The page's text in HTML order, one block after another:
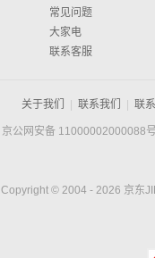
常见问题
大家电
联系客服
关于我们 联系我们 联
京公网安备 11000002000088号
Copyright © 2004 - 2026 京东